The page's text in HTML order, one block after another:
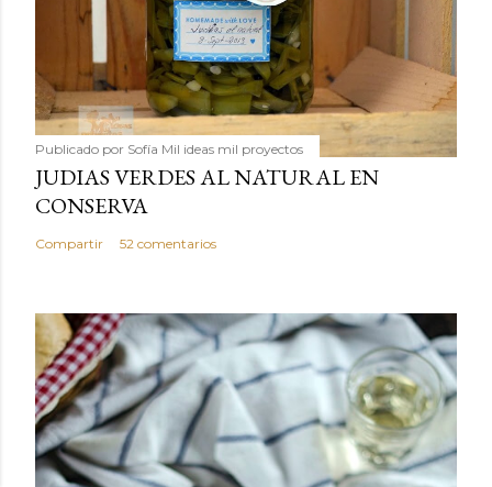
Publicado por Sofía Mil ideas mil proyectos
JUDIAS VERDES AL NATURAL EN
CONSERVA
Compartir 52 comentarios